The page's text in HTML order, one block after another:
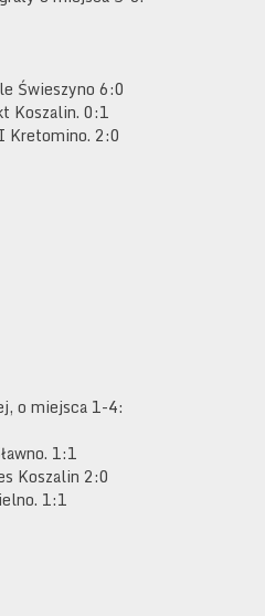
Świeszyno 6:0
Koszalin. 0:1
Kretomino. 2:0
o miejsca 1-4:
1:1
Koszalin 2:0
1:1